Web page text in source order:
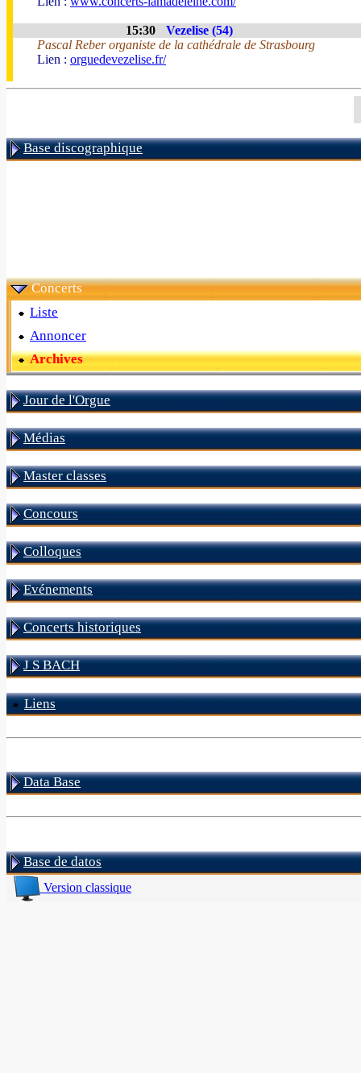
15:30
Vezelise (54)
Pascal Reber organiste de la cathédrale de Strasbourg
Lien : orguedevezelise.fr/
Base discographique
Concerts
Liste
Annoncer
Archives
Jour de l'Orgue
Médias
Master classes
Concours
Colloques
Evénements
Concerts historiques
J S BACH
Liens
Data Base
Base de datos
Version classique